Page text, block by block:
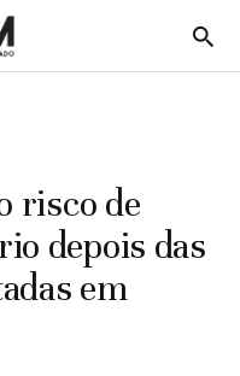
5
risco de
depois das
em